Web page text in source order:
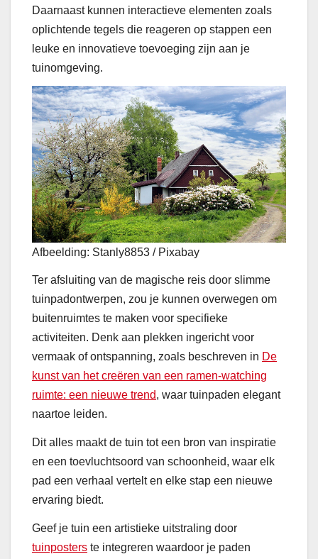
Daarnaast kunnen interactieve elementen zoals
oplichtende tegels die reageren op stappen een
leuke en innovatieve toevoeging zijn aan je
tuinomgeving.
Afbeelding: Stanly8853 / Pixabay
Ter afsluiting van de magische reis door slimme
tuinpadontwerpen, zou je kunnen overwegen om
buitenruimtes te maken voor specifieke
activiteiten. Denk aan plekken ingericht voor
vermaak of ontspanning, zoals beschreven in De
kunst van het creëren van een ramen-watching
ruimte: een nieuwe trend, waar tuinpaden elegant
naartoe leiden.
Dit alles maakt de tuin tot een bron van inspiratie
en een toevluchtsoord van schoonheid, waar elk
pad een verhaal vertelt en elke stap een nieuwe
ervaring biedt.
Geef je tuin een artistieke uitstraling door
tuinposters te integreren waardoor je paden